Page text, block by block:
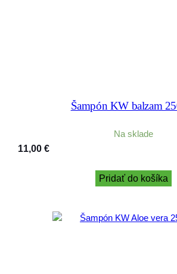
Šampón KW balzam
Na sklade
11,00 €
Pridať do košíka